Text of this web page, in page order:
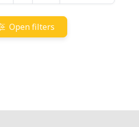
Open filters